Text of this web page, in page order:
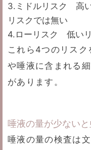
3.ミドルリスク 高
リスクでは無い
4.ローリスク 低い
これら4つのリス
や唾液に含まれる
があります。
唾液の量が少ない
唾液の量の検査は